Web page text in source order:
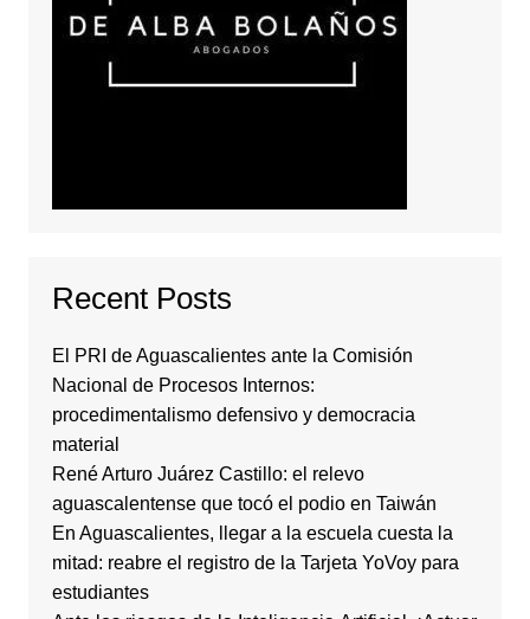
Recent Posts
El PRI de Aguascalientes ante la Comisión
Nacional de Procesos Internos:
procedimentalismo defensivo y democracia
material
René Arturo Juárez Castillo: el relevo
aguascalentense que tocó el podio en Taiwán
En Aguascalientes, llegar a la escuela cuesta la
mitad: reabre el registro de la Tarjeta YoVoy para
estudiantes